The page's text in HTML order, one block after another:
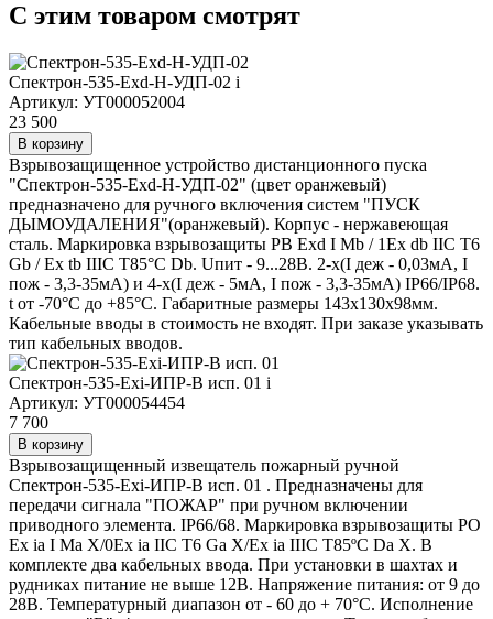
C этим товаром смотрят
Спектрон-535-Exd-Н-УДП-02 i
Артикул: УТ000052004
23 500
В корзину
Взрывозащищенное устройство дистанционного пуска
"Спектрон-535-Exd-Н-УДП-02" (цвет оранжевый)
предназначено для ручного включения систем "ПУСК
ДЫМОУДАЛЕНИЯ"(оранжевый). Корпус - нержавеющая
сталь. Маркировка взрывозащиты РВ Ехd I Mb / 1Ex db IIC T6
Gb / Ex tb IIIC T85°C Db. Uпит - 9...28В. 2-х(I деж - 0,03мА, I
пож - 3,3-35мА) и 4-х(I деж - 5мА, I пож - 3,3-35мА) IP66/IP68.
t от -70°C до +85°C. Габаритные размеры 143х130х98мм.
Кабельные вводы в стоимость не входят. При заказе указывать
тип кабельных вводов.
Спектрон-535-Exi-ИПР-В исп. 01 i
Артикул: УТ000054454
7 700
В корзину
Взрывозащищенный извещатель пожарный ручной
Спектрон-535-Exi-ИПР-В исп. 01 . Предназначены для
передачи сигнала "ПОЖАР" при ручном включении
приводного элемента. IP66/68. Маркировка взрывозащиты РО
Ex ia I Ma X/0Ex ia IIC T6 Ga Х/Ex ia IIIC T85ºC Da X. В
комплекте два кабельных ввода. При установки в шахтах и
рудниках питание не выше 12В. Напряжение питания: от 9 до
28В. Температурный диапазон от - 60 до + 70°С. Исполнение